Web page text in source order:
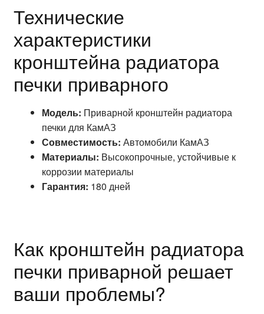
Технические
характеристики
кронштейна радиатора
печки приварного
Модель: Приварной кронштейн радиатора
печки для КамАЗ
Совместимость: Автомобили КамАЗ
Материалы: Высокопрочные, устойчивые к
коррозии материалы
Гарантия: 180 дней
Как кронштейн радиатора
печки приварной решает
ваши проблемы?